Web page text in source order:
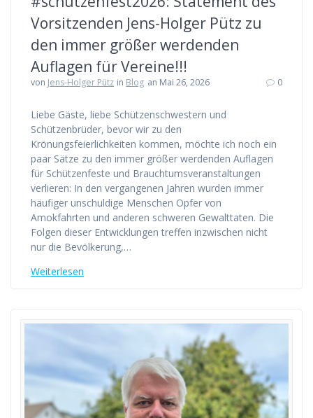
Vorsitzenden Jens-Holger Pütz zu
den immer größer werdenden
Auflagen für Vereine!!!
von Jens-Holger Pütz in Blog an Mai 26, 2026 0
Liebe Gäste, liebe Schützenschwestern und
Schützenbrüder, bevor wir zu den
Krönungsfeierlichkeiten kommen, möchte ich noch ein
paar Sätze zu den immer größer werdenden Auflagen
für Schützenfeste und Brauchtumsveranstaltungen
verlieren: In den vergangenen Jahren wurden immer
häufiger unschuldige Menschen Opfer von
Amokfahrten und anderen schweren Gewalttaten. Die
Folgen dieser Entwicklungen treffen inzwischen nicht
nur die Bevölkerung,…
Weiterlesen